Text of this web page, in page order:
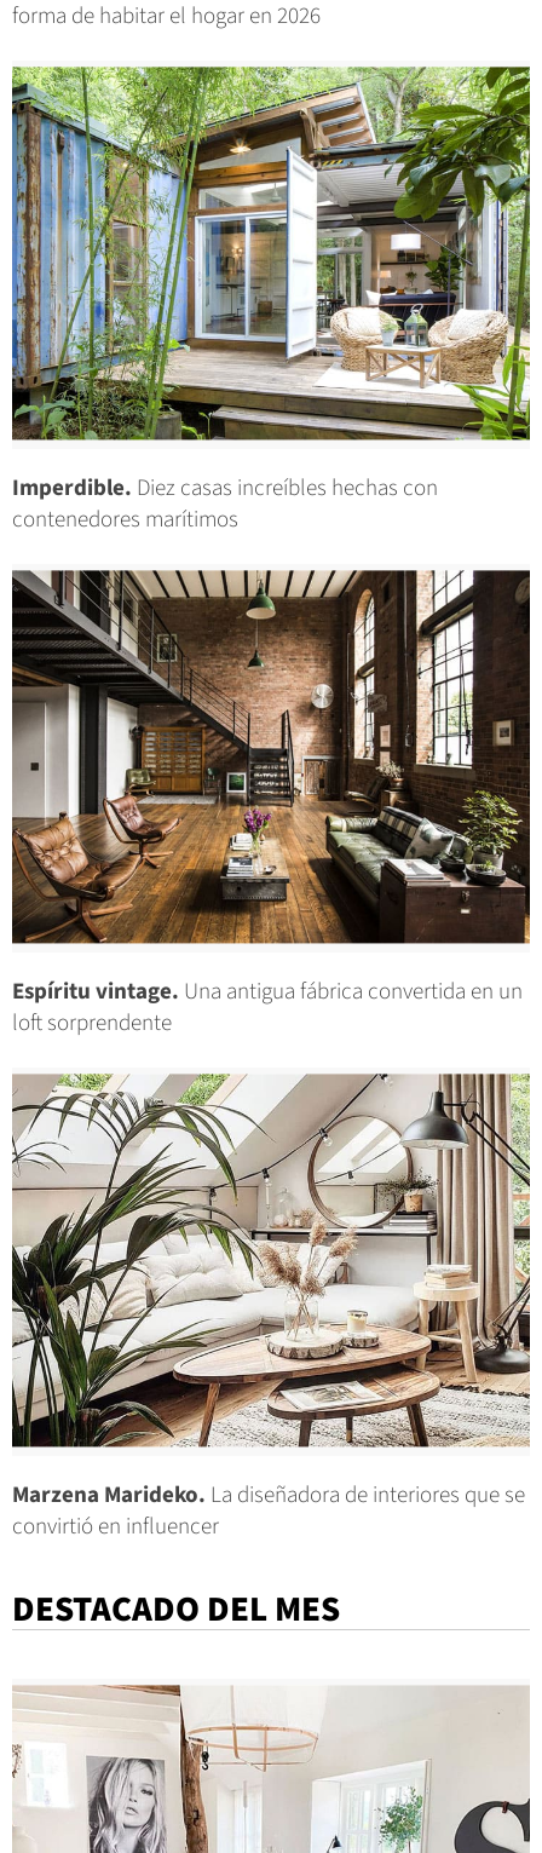
forma de habitar el hogar en 2026
Imperdible. Diez casas increíbles hechas con
contenedores marítimos
Espíritu vintage. Una antigua fábrica convertida en un
loft sorprendente
Marzena Marideko. La diseñadora de interiores que se
convirtió en influencer
DESTACADO DEL MES